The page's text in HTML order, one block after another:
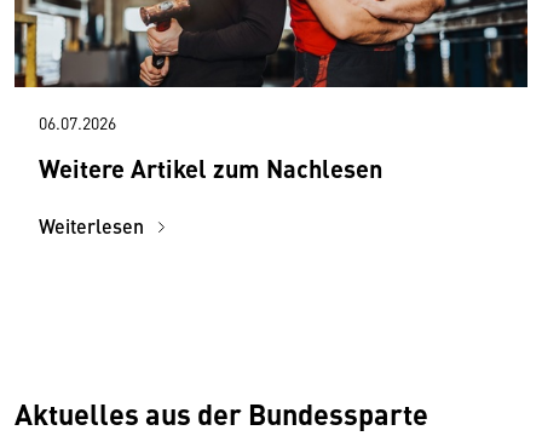
06.07.2026
Weitere Artikel zum Nachlesen
Weiterlesen
Aktuelles aus der Bundessparte